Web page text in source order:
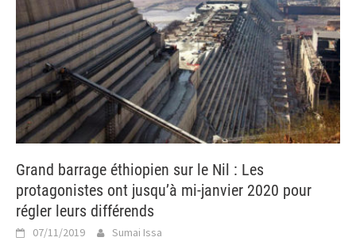
Grand barrage éthiopien sur le Nil : Les
protagonistes ont jusqu’à mi-janvier 2020 pour
régler leurs différends
07/11/2019 Sumai Issa